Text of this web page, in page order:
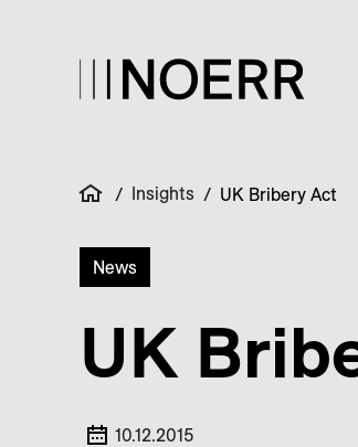
/ Insights / UK Bribery Act
News
UK
10.12.2015